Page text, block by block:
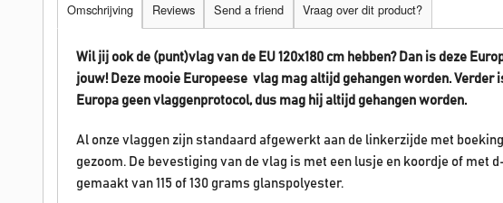
Omschrijving Reviews Send a friend Vraag over dit product?
Wil jij ook de (punt)vlag van de EU 120x180 cm hebben? Dan is deze
jouw! Deze mooie Europeese vlag mag altijd gehangen worden. Verder
Europa geen vlaggenprotocol, dus mag hij altijd gehangen worden.
Al onze vlaggen zijn standaard afgewerkt aan de linkerzijde met
gezoom. De bevestiging van de vlag is met een lusje en koordje of met
gemaakt van 115 of 130 grams glanspolyester.